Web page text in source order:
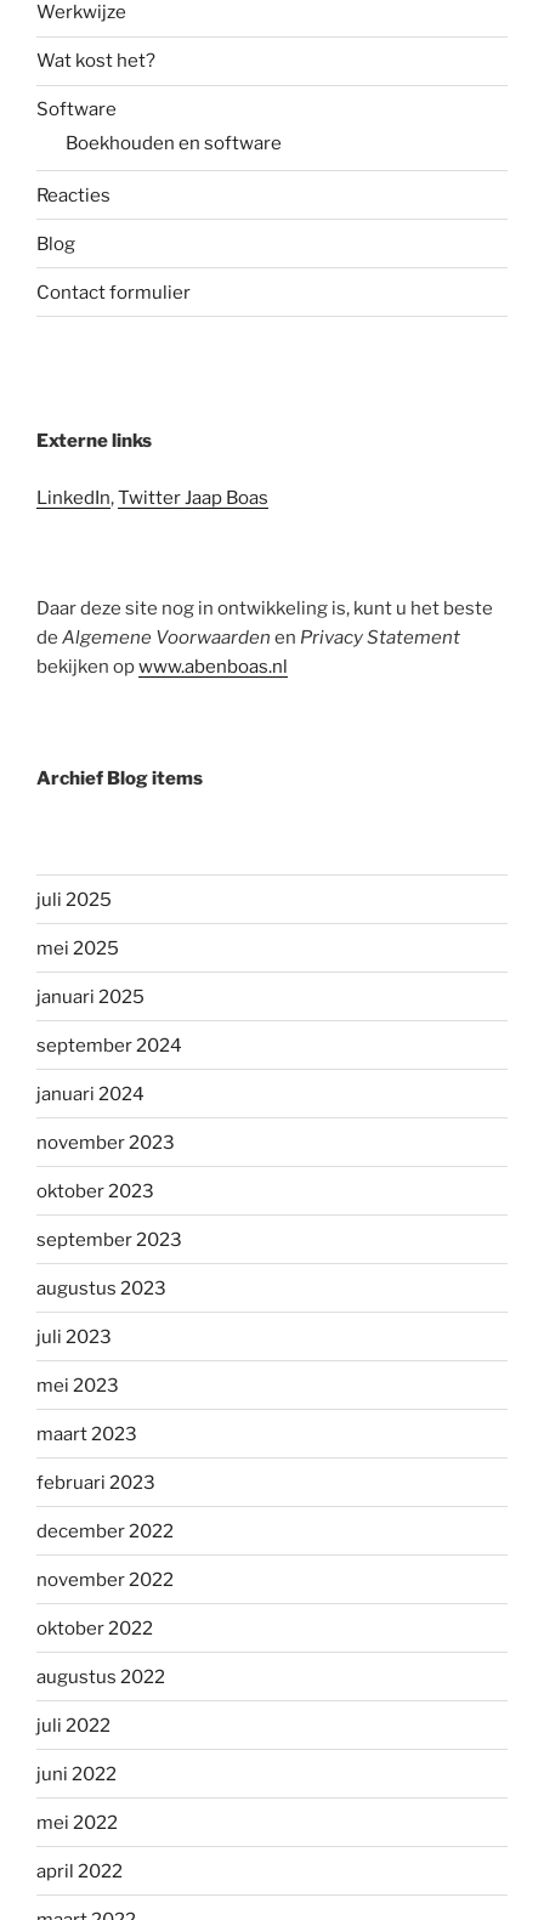
Werkwijze
Wat kost het?
Software
Boekhouden en software
Reacties
Blog
Contact formulier
Externe links
LinkedIn,Twitter Jaap Boas
Daar deze site nog in ontwikkeling is, kunt u het beste
de Algemene Voorwaarden en Privacy Statement
bekijken opwww.abenboas.nl
Archief Blog items
juli 2025
mei 2025
januari 2025
september 2024
januari 2024
november 2023
oktober 2023
september 2023
augustus 2023
juli 2023
mei 2023
maart 2023
februari 2023
december 2022
november 2022
oktober 2022
augustus 2022
juli 2022
juni 2022
mei 2022
april 2022